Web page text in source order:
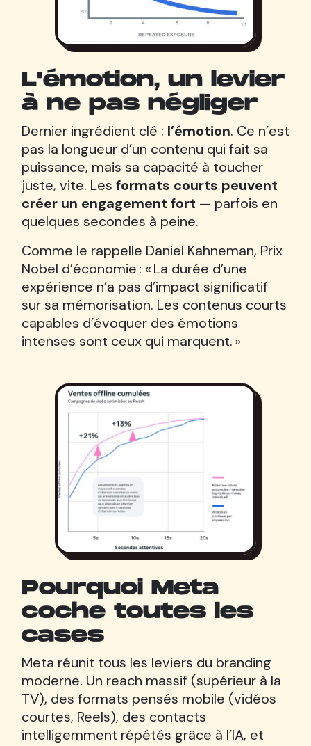
L'émotion, un levier
à ne pas négliger
Dernier ingrédient clé : l’émotion. Ce n’est
pas la longueur d’un contenu qui fait sa
puissance, mais sa capacité à toucher
juste, vite. Les formats courts peuvent
créer un engagement fort — parfois en
quelques secondes à peine.
Comme le rappelle Daniel Kahneman, Prix
Nobel d’économie : « La durée d’une
expérience n’a pas d’impact significatif
sur sa mémorisation. Les contenus courts
capables d’évoquer des émotions
intenses sont ceux qui marquent. »
Pourquoi Meta
coche toutes les
cases
Meta réunit tous les leviers du branding
moderne. Un reach massif (supérieur à la
TV), des formats pensés mobile (vidéos
courtes, Reels), des contacts
intelligemment répétés grâce à l’IA, et